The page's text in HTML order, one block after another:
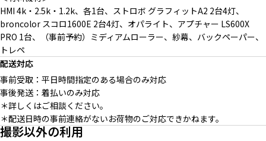
HMI 4k・2.5k・1.2k、各1台、ストロボ グラフィットA2 2台4灯、
broncolor スコロ1600E 2台4灯、オパライト、アプチャー LS600X
PRO 1台、（事前予約）ミディアムローラー、紗幕、バックペーパー、
トレペ
配送対応
事前受取：平日時間指定のある場合のみ対応
事後発送：着払いのみ対応
＊詳しくはご相談ください。
＊配送日時の事前連絡がないお荷物のご対応できかねます。
撮影以外の利用